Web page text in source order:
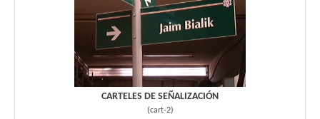
CARTELES DE SEÑALIZACIÓN
(cart-2)